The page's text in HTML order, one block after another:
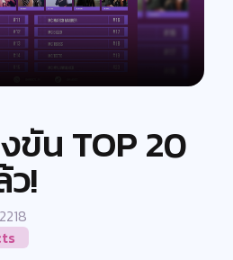
ขัน TOP 20
!
2218